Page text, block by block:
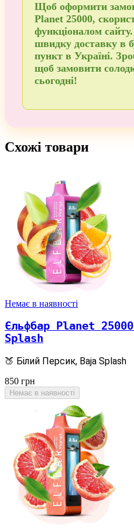
Щоб оформити
Planet 25000,
функціоналом
швидку доставку в
пункт в Україні.
щоб замовити
сьогодні!
Схожі товари
Немає в наявності
Єльфбар Planet
Splash
🍑 Білий Персик, Baja Splash
850 грн
Немає в наявності